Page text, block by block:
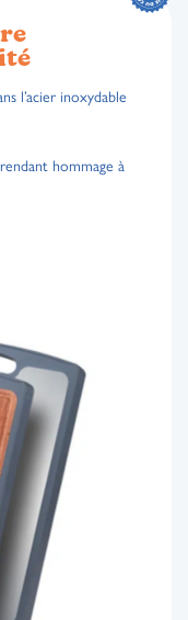
l’acier inoxydable
hommage à